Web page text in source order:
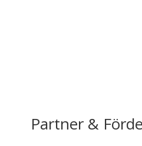
Partner &